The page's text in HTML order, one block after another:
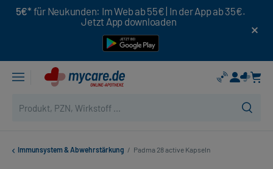
5€* für Neukunden: Im Web ab 55€ | In der App ab 35€.
Jetzt App downloaden
Immunsystem & Abwehrstärkung / Padma 28 active Kapseln